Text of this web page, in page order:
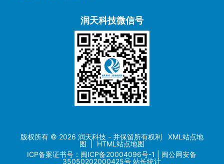
润天科技微信号
版权所有 © 2026 润天科技 - 并保留所有权利 XML站点地
图 | HTML站点地图
ICP备案证书号： 闽ICP备20004096号-1
闽公网安备
35050202000425号 站长统计